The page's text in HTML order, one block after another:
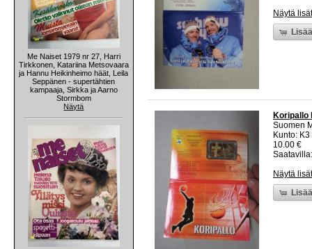
Me Naiset 1979 nr 27, Harri
Tirkkonen, Katariina Metsovaara
ja Hannu Heikinheimo häät, Leila
Seppänen - supertähtien
kampaaja, Sirkka ja Aarno
Stormbom
Näytä
Näytä
Koripallo
Suomen
Kunto:
10.00 €
Näytä